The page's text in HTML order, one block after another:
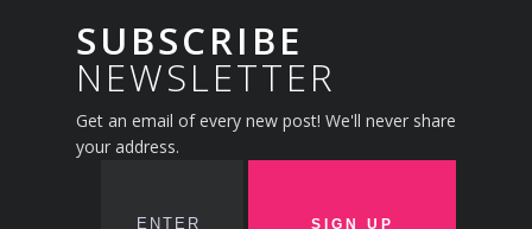
SUBSCRIBE
NEWSLETTER
Get an email of every new post! We'll never share
your address.